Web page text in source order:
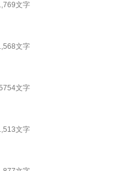
文字
文字
754文字
文字